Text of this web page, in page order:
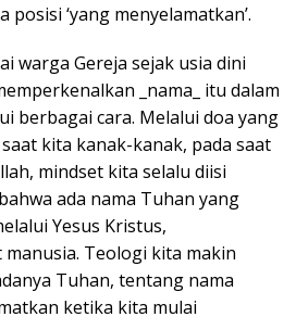
‘yang menyelamatkan’.
warga Gereja sejak usia dini
_nama_ itu dalam
berbagai cara. Melalui doa yang
kita kanak-kanak, pada saat
mindset kita selalu diisi
ada nama Tuhan yang
Yesus Kristus,
Teologi kita makin
Tuhan, tentang nama
ketika kita mulai